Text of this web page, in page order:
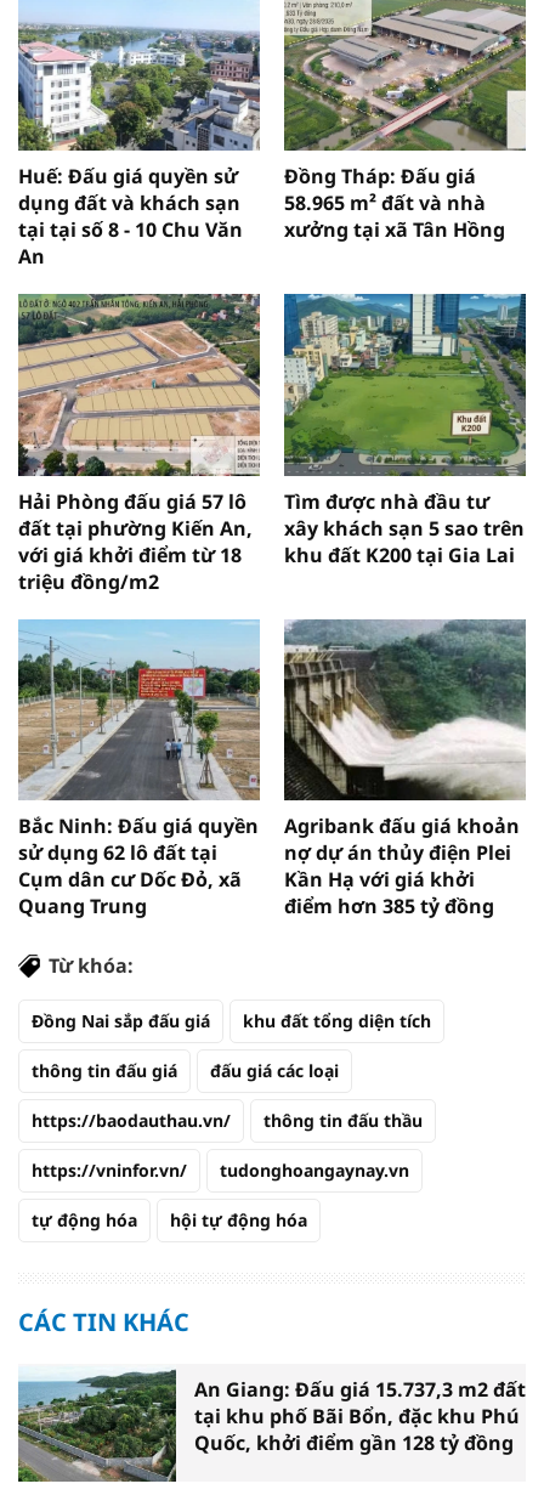
Huế: Đấu giá quyền sử
dụng đất và khách sạn
tại tại số 8 - 10 Chu Văn
An
Đồng Tháp: Đấu giá
58.965 m² đất và nhà
xưởng tại xã Tân Hồng
Hải Phòng đấu giá 57 lô
đất tại phường Kiến An,
với giá khởi điểm từ 18
triệu đồng/m2
Tìm được nhà đầu tư
xây khách sạn 5 sao trên
khu đất K200 tại Gia Lai
Bắc Ninh: Đấu giá quyền
sử dụng 62 lô đất tại
Cụm dân cư Dốc Đỏ, xã
Quang Trung
Agribank đấu giá khoản
nợ dự án thủy điện Plei
Kần Hạ với giá khởi
điểm hơn 385 tỷ đồng
Từ khóa:
Đồng Nai sắp đấu giá khu đất tổng diện tích
thông tin đấu giá đấu giá các loại
https://baodauthau.vn/ thông tin đấu thầu
https://vninfor.vn/ tudonghoangaynay.vn
tự động hóa hội tự động hóa
CÁC TIN KHÁC
An Giang: Đấu giá 15.737,3 m2 đất
tại khu phố Bãi Bổn, đặc khu Phú
Quốc, khởi điểm gần 128 tỷ đồng